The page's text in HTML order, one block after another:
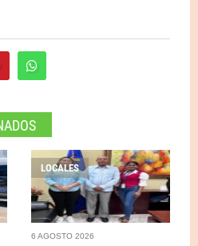
LOCALES
6 AGOSTO 2026